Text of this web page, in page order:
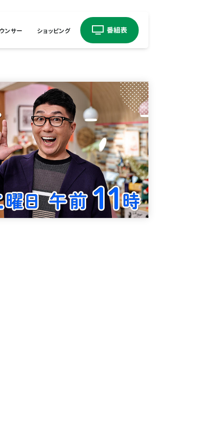
ンサー ショッピング